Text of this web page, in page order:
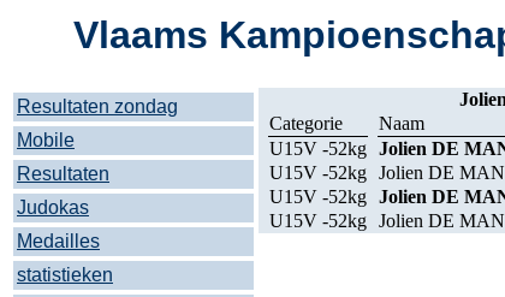
Vlaams
Resultaten zondag
Mobile
Resultaten
Judokas
Medailles
statistieken
Categorie
Naam
U15V -52kg Jolien DE
U15V -52kg Jolien DE MAN
U15V -52kg Jolien DE
U15V -52kg Jolien DE MAN